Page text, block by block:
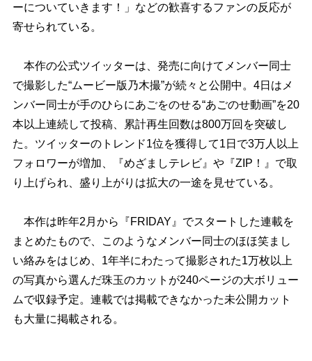
ーについていきます！」などの歓喜するファンの反応が
寄せられている。
本作の公式ツイッターは、発売に向けてメンバー同士
で撮影した“ムービー版乃木撮”が続々と公開中。4日はメ
ンバー同士が手のひらにあごをのせる“あごのせ動画”を20
本以上連続して投稿、累計再生回数は800万回を突破し
た。ツイッターのトレンド1位を獲得して1日で3万人以上
フォロワーが増加、『めざましテレビ』や『ZIP！』で取
り上げられ、盛り上がりは拡大の一途を見せている。
本作は昨年2月から『FRIDAY』でスタートした連載を
まとめたもので、このようなメンバー同士のほほ笑まし
い絡みをはじめ、1年半にわたって撮影された1万枚以上
の写真から選んだ珠玉のカットが240ページの大ボリュー
ムで収録予定。連載では掲載できなかった未公開カット
も大量に掲載される。